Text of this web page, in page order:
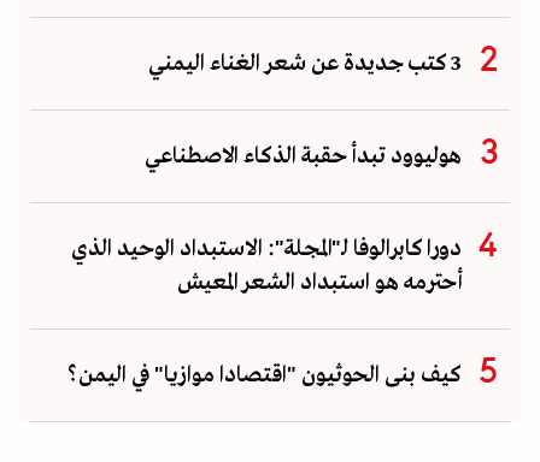
3 كتب جديدة عن شعر الغناء اليمني
هوليوود تبدأ حقبة الذكاء الاصطناعي
دورا كابرالوفا لـ"المجلة": الاستبداد الوحيد الذي
أحترمه هو استبداد الشعر المعيش
كيف بنى الحوثيون "اقتصادا موازيا" في اليمن؟